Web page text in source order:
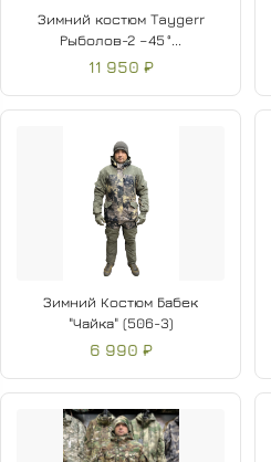
Зимний костюм Taygerr
Рыболов-2 –45 °...
11 950 ₽
Зимний Костюм Бабек
"Чайка" (506-3)
6 990 ₽